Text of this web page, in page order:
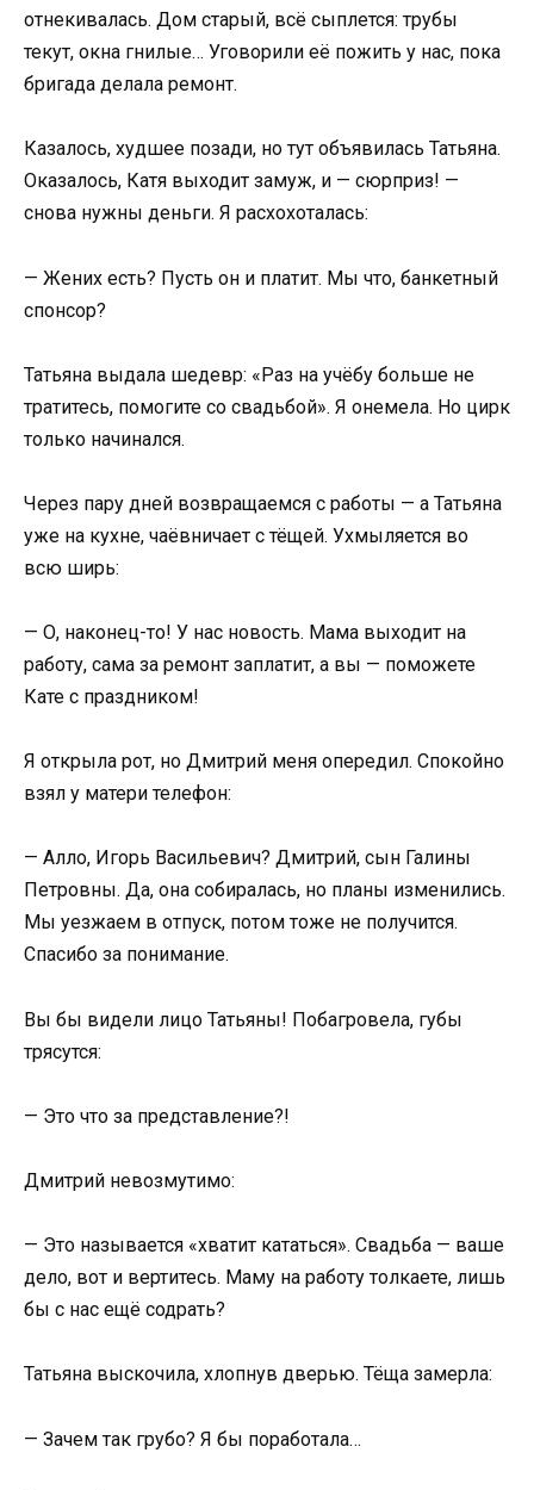
отнекивалась. Дом старый, всё сыплется: трубы
текут, окна гнилые… Уговорили её пожить у нас, пока
бригада делала ремонт.
Казалось, худшее позади, но тут объявилась Татьяна.
Оказалось, Катя выходит замуж, и — сюрприз! —
снова нужны деньги. Я расхохоталась:
— Жених есть? Пусть он и платит. Мы что, банкетный
спонсор?
Татьяна выдала шедевр: «Раз на учёбу больше не
тратитесь, помогите со свадьбой». Я онемела. Но цирк
только начинался.
Через пару дней возвращаемся с работы — а Татьяна
уже на кухне, чаёвничает с тёщей. Ухмыляется во
всю ширь:
— О, наконец-то! У нас новость. Мама выходит на
работу, сама за ремонт заплатит, а вы — поможете
Кате с праздником!
Я открыла рот, но Дмитрий меня опередил. Спокойно
взял у матери телефон:
— Алло, Игорь Васильевич? Дмитрий, сын Галины
Петровны. Да, она собиралась, но планы изменились.
Мы уезжаем в отпуск, потом тоже не получится.
Спасибо за понимание.
Вы бы видели лицо Татьяны! Побагровела, губы
трясутся:
— Это что за представление?!
Дмитрий невозмутимо:
— Это называется «хватит кататься». Свадьба — ваше
дело, вот и вертитесь. Маму на работу толкаете, лишь
бы с нас ещё содрать?
Татьяна выскочила, хлопнув дверью. Тёща замерла:
— Зачем так грубо? Я бы поработала…